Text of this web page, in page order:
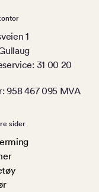
1
31 00 20
958 467 095 MVA
sider